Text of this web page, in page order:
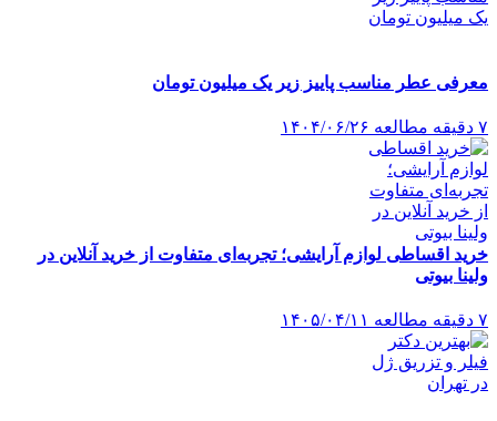
معرفی عطر مناسب پاییز زیر یک میلیون تومان
۷ دقیقه مطالعه ۱۴۰۴/۰۶/۲۶
خرید اقساطی لوازم آرایشی؛ تجربه‌ای متفاوت از خرید آنلاین در
ولینا بیوتی
۷ دقیقه مطالعه ۱۴۰۵/۰۴/۱۱